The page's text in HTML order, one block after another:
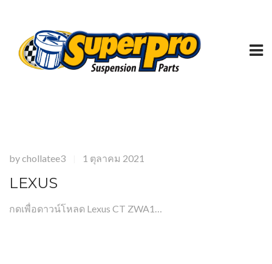
bychollatee3 1 ตุลาคม 2021
LEXUS
กดเพื่อดาวน์โหลด Lexus CT ZWA1…